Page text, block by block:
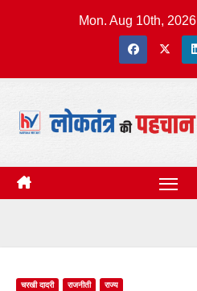
Mon. Aug 10th, 2026
चरखी दादरी राजनीती राज्य